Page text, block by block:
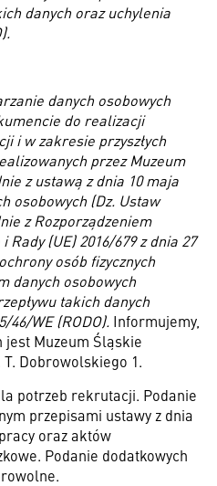
danych oraz uchylenia
danych osobowych
do realizacji
i w zakresie przyszłych
przez Muzeum
z ustawą z dnia 10 maja
osobowych (Dz. Ustaw
z Rozporządzeniem
(UE) 2016/679 z dnia 27
osób fizycznych
danych osobowych
takich danych
46/WE (RODO). Informujemy,
Muzeum Śląskie
Dobrowolskiego 1.
potrzeb rekrutacji. Podanie
przepisami ustawy z dnia
oraz aktów
Podanie dodatkowych